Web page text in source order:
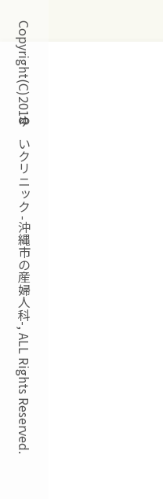
Copyright(C)2018ゆいクリニック -沖縄市の産婦人科-, ALL Rights Reserved.